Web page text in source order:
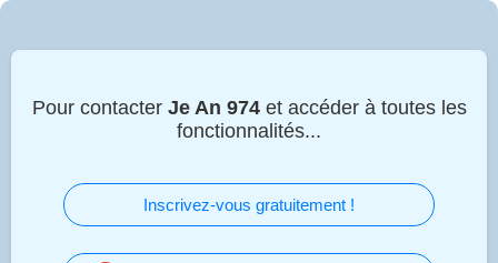
Pour contacter Je An 974et accéder à toutes les
fonctionnalités...
Inscrivez-vous gratuitement !